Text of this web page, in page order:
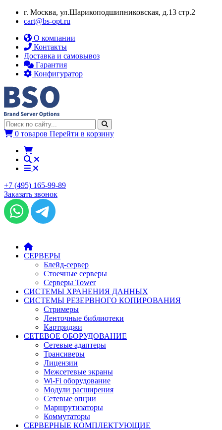
г. Москва, ул.​​Шарикоподшипниковская, д.13 стр.2
cart@bs-opt.ru
О компании
Контакты
Доставка и самовывоз
Гарантия
Конфигуратор
0 товаров Перейти в корзину
+7 (495) 165-99-89
Заказать звонок
СЕРВЕРЫ
Блейд-сервер
Стоечные серверы
Серверы Tower
СИСТЕМЫ ХРАНЕНИЯ ДАННЫХ
СИСТЕМЫ РЕЗЕРВНОГО КОПИРОВАНИЯ
Стримеры
Ленточные библиотеки
Картриджи
СЕТЕВОЕ ОБОРУДОВАНИЕ
Сетевые адаптеры
Трансиверы
Лицензии
Межсетевые экраны
Wi-Fi оборудование
Модули расширения
Сетевые опции
Маршрутизаторы
Коммутаторы
СЕРВЕРНЫЕ КОМПЛЕКТУЮЩИЕ